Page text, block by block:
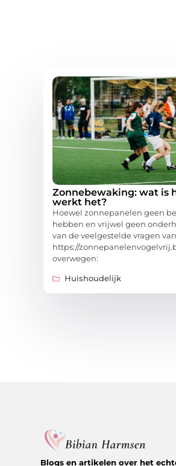
Zonnebewaking: wat is
werkt het?
Hoewel zonnepanelen geen
hebben en vrijwel geen
van de veelgestelde vragen
https://
overwegen:
Huishoudelijk
Blogs en artikelen over het